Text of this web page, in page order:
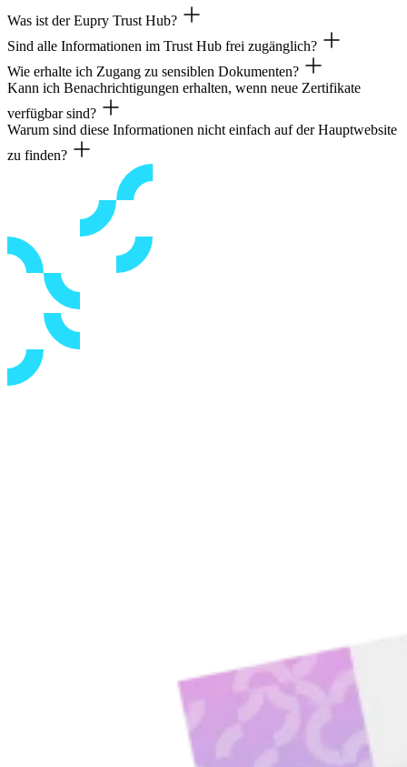
Was ist der Eupry Trust Hub?
Es handelt sich um eine dedizierte Online-Plattform, auf der
Sind alle Informationen im Trust Hub frei zugänglich?
Unsere Zertifikate sind öffentlich zugänglich. Der Zugang zu
Wie erhalte ich Zugang zu sensiblen Dokumenten?
Sie können den Zugang beantragen, indem Sie Ihre E-Mail-
Kann ich Benachrichtigungen erhalten, wenn neue Zertifikate
verfügbar sind?
Ja, der Trust Hub ermöglicht es Ihnen, Updates zu abonnieren.
Warum sind diese Informationen nicht einfach auf der Hauptwebsite
zu finden?
Der Trust Hub ist eine dynamische Plattform, die speziell für